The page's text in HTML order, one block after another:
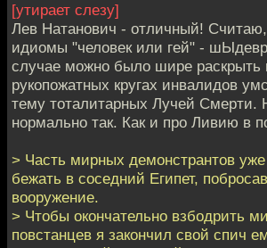
[утирает слезу]
Лев Натанович - отличный!
идиомы "человек или гей" -
случае можно было шире раскрыть
рукопожатных кругах инвалидов
тему тоталитарных Лучей Смерти.
нормально так. Как и про Ливию в
> Часть мирных демонстрантов
бежать в соседний Египет,
вооружение.
> Чтобы окончательно взбодрить
повстанцев я закончил свой спич